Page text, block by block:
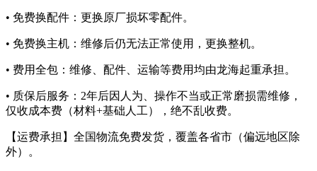
• 免费换配件：更换原厂损坏零配件。
• 免费换主机：维修后仍无法正常使用，更换整机。
• 费用全包：维修、配件、运输等费用均由龙海起重承担。
• 质保后服务：2年后因人为、操作不当或正常磨损需维修，
仅收成本费（材料+基础人工），绝不乱收费。
【运费承担】全国物流免费发货，覆盖各省市（偏远地区除
外）。